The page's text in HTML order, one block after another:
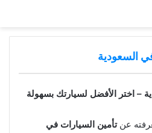
السعودية
– اختر الأفضل لسيارتك بسهولة
عنتأمين السيارات في